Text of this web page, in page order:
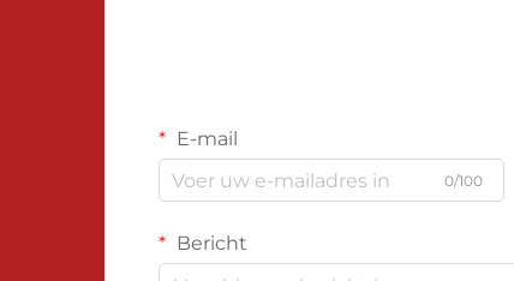
E-mail
0/100
Bericht